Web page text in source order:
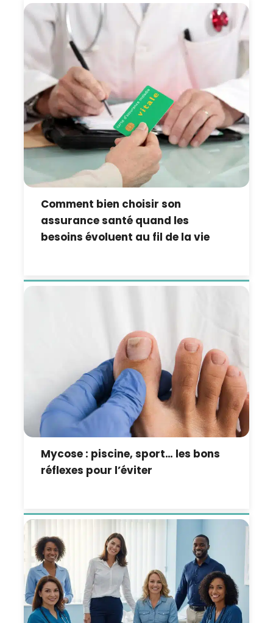
Comment bien choisir son
assurance santé quand les
besoins évoluent au fil de la vie
Mycose : piscine, sport… les bons
réflexes pour l’éviter